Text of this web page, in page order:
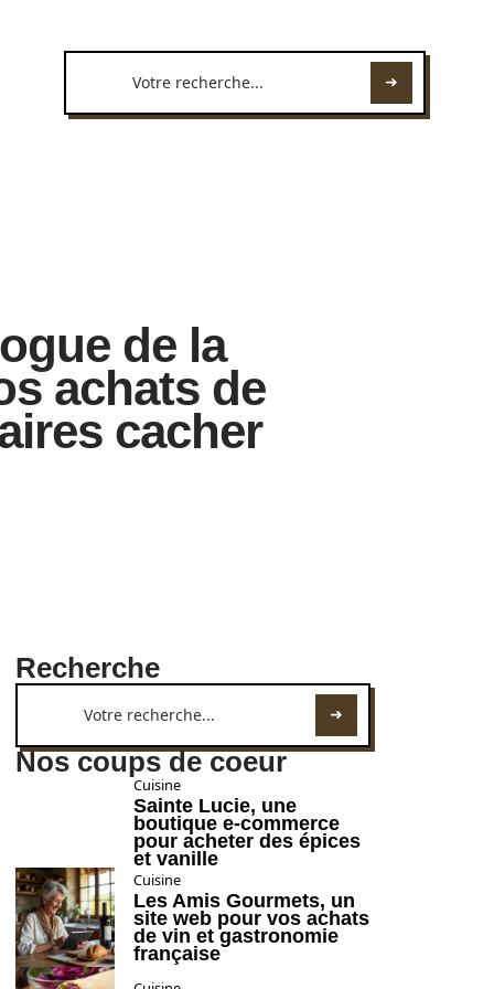
de la
achats de
cacher
Recherche
Nos coups de coeur
Cuisine
Sainte Lucie, une
boutique e-commerce
pour acheter des épices
et vanille
Cuisine
Les Amis Gourmets, un
site web pour vos achats
de vin et gastronomie
française